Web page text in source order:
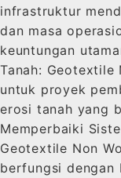
infrastruktur
dan masa
keuntungan
Tanah: Geotextile
untuk proyek
erosi tanah yang
Memperbaiki
Geotextile Non
berfungsi dengan